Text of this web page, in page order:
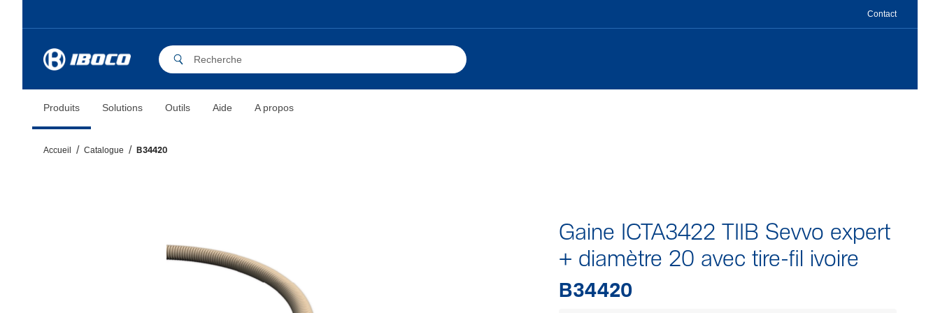
Contact
Produits Solutions Outils Aide A propos
Accueil Catalogue B34420
Gaine ICTA3422 TIIB Sevvo expert
+ diamètre 20 avec tire-fil ivoire
B34420